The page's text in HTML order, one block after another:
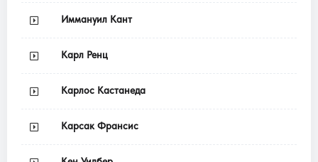
Иммануил Кант
Карл Ренц
Карлос Кастанеда
Карсак Франсис